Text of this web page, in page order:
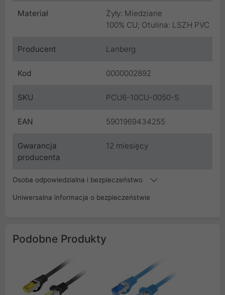
Materiał
Żyły: Miedziane
100% CU; Otulina: LSZH PVC
Producent Lanberg
Kod 0000002892
SKU PCU6-10CU-0050-S
EAN 5901969434255
Gwarancja
producenta
12 miesięcy
Osoba odpowiedzialna i bezpieczeństwo
Uniwersalna informacja o bezpieczeństwie
Podobne Produkty